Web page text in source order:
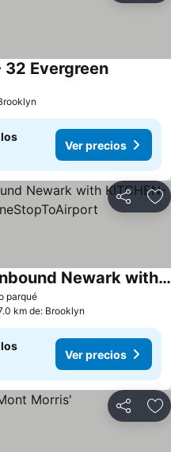
32 Evergreen
Ver precios
Compartir
parqué
Modern GuestHouse Ironbound Newark with KITCHEN-FastTrainToNYC-OneStopToAirport
km de: Brooklyn
Ver precios
Compartir